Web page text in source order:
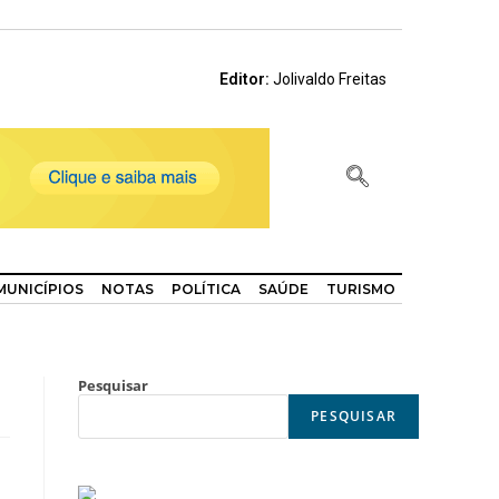
Editor:Jolivaldo Freitas
NOTAS POLÍTICA SAÚDE TURISMO
Pesquisar
PESQUISAR